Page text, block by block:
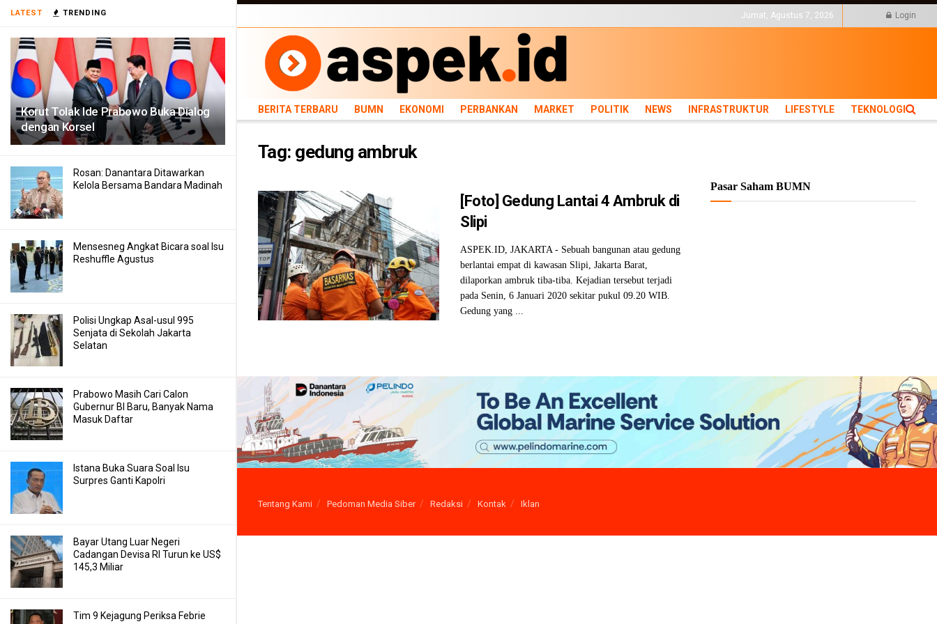
LATEST TRENDING
Korut Tolak Ide Prabowo Buka Dialog
dengan Korsel
Rosan: Danantara Ditawarkan
Kelola Bersama Bandara Madinah
Mensesneg Angkat Bicara soal Isu
Reshuffle Agustus
Polisi Ungkap Asal-usul 995
Senjata di Sekolah Jakarta
Selatan
Prabowo Masih Cari Calon
Gubernur BI Baru, Banyak Nama
Masuk Daftar
Istana Buka Suara Soal Isu
Surpres Ganti Kapolri
Bayar Utang Luar Negeri
Cadangan Devisa RI Turun ke US$
145,3 Miliar
Tim 9 Kejagung Periksa Febrie
BERITA TERBARU BUMN EKONOMI PERBANKAN MARKET POLITIK NEWS INFRASTRUKTUR LIFESTYLE
TEKNOLOGI
Jumat, Agustus 7, 2026 Login
BERITA TERBARU BUMN EKONOMI PERBANKAN MARKET POLITIK NEWS INFRASTRUKTUR LIFESTYLE TEKNOLOGI
Tag: gedung ambruk
[Foto] Gedung Lantai 4 Ambruk di
Slipi
ASPEK.ID, JAKARTA - Sebuah bangunan atau gedung
berlantai empat di kawasan Slipi, Jakarta Barat,
dilaporkan ambruk tiba-tiba. Kejadian tersebut terjadi
pada Senin, 6 Januari 2020 sekitar pukul 09.20 WIB.
Gedung yang ...
Pasar Saham BUMN
Tentang Kami Pedoman Media Siber Redaksi Kontak Iklan